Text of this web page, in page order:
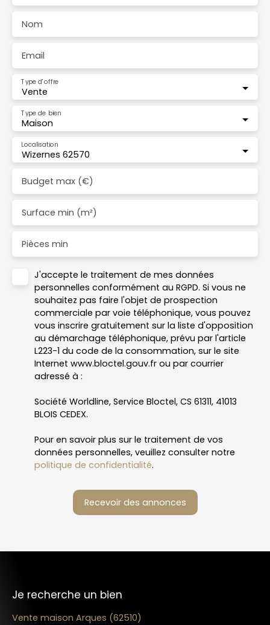
Nom
Email
Vente
Type d'offre
Maison
Type de bien
Wizernes 62570
Localisation
Budget max (€)
Surface min (m²)
Pièces min
J'accepte le traitement de mes données
personnelles conformément au RGPD. Si vous ne
souhaitez pas faire l'objet de prospection
commerciale par voie téléphonique, vous pouvez
vous inscrire gratuitement sur la liste d'opposition
au démarchage téléphonique, prévu par l'article
L223-1 du code de la consommation, sur le site
Internet www.bloctel.gouv.fr ou par courrier
adressé à :
Société Worldline, Service Bloctel, CS 61311, 41013
BLOIS CEDEX.
Pour en savoir plus sur le traitement de vos
données personnelles, veuillez consulter notre
politique de confidentialité.
Recevoir des annonces
Je recherche un bien
Vente maison Arques (62510)